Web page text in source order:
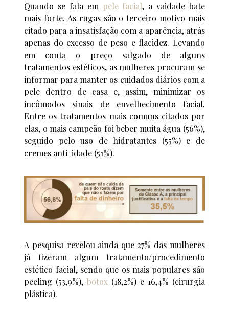
Quando se fala em pele facial, a vaidade bate
mais forte. As rugas são o terceiro motivo mais
citado para a insatisfação com a aparência, atrás
apenas do excesso de peso e flacidez. Levando
em conta o preço salgado de alguns
tratamentos estéticos, as mulheres procuram se
informar para manter os cuidados diários com a
pele dentro de casa e, assim, minimizar os
incômodos sinais de envelhecimento facial.
Entre os tratamentos mais comuns citados por
elas, o mais campeão foi beber muita água (56%),
seguido pelo uso de hidratantes (55%) e de
cremes anti-idade (51%).
A pesquisa revelou ainda que 27% das mulheres
já fizeram algum tratamento/procedimento
estético facial, sendo que os mais populares são
peeling (53,9%),botox (18,2%) e 16,4% (cirurgia
plástica).